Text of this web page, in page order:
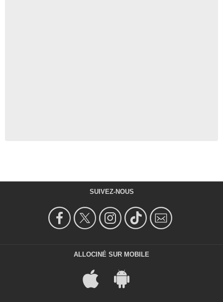
SUIVEZ-NOUS
ALLOCINÉ SUR MOBILE